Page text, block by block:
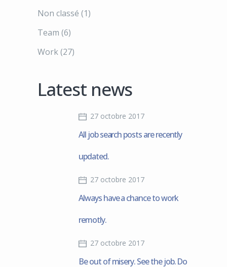
Non classé (1)
Team (6)
Work(27)
Latest news
27 octobre 2017
All job search posts are recently
updated.
27 octobre 2017
Always have a chance to work
remotly.
27 octobre 2017
Be out of misery. See the job. Do